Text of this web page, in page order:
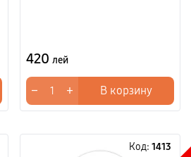
420 лей
− + В корзину
Код: 1413